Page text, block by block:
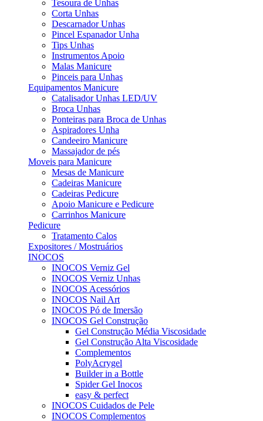
Tesoura de Unhas
Corta Unhas
Descarnador Unhas
Pincel Espanador Unha
Tips Unhas
Instrumentos Apoio
Malas Manicure
Pinceis para Unhas
Equipamentos Manicure
Catalisador Unhas LED/UV
Broca Unhas
Ponteiras para Broca de Unhas
Aspiradores Unha
Candeeiro Manicure
Massajador de pés
Moveis para Manicure
Mesas de Manicure
Cadeiras Manicure
Cadeiras Pedicure
Apoio Manicure e Pedicure
Carrinhos Manicure
Pedicure
Tratamento Calos
Expositores / Mostruários
INOCOS
INOCOS Verniz Gel
INOCOS Verniz Unhas
INOCOS Acessórios
INOCOS Nail Art
INOCOS Pó de Imersão
INOCOS Gel Construção
Gel Construção Média Viscosidade
Gel Construção Alta Viscosidade
Complementos
PolyAcrygel
Builder in a Bottle
Spider Gel Inocos
easy & perfect
INOCOS Cuidados de Pele
INOCOS Complementos